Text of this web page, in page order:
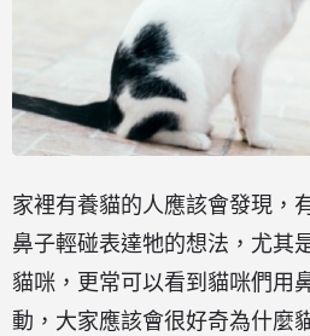
家裡有養貓的人應該會發現，
鼻子輕碰表達牠的想法，尤其
貓咪，更常可以看到貓咪們用
動，大家應該會很好奇為什麼